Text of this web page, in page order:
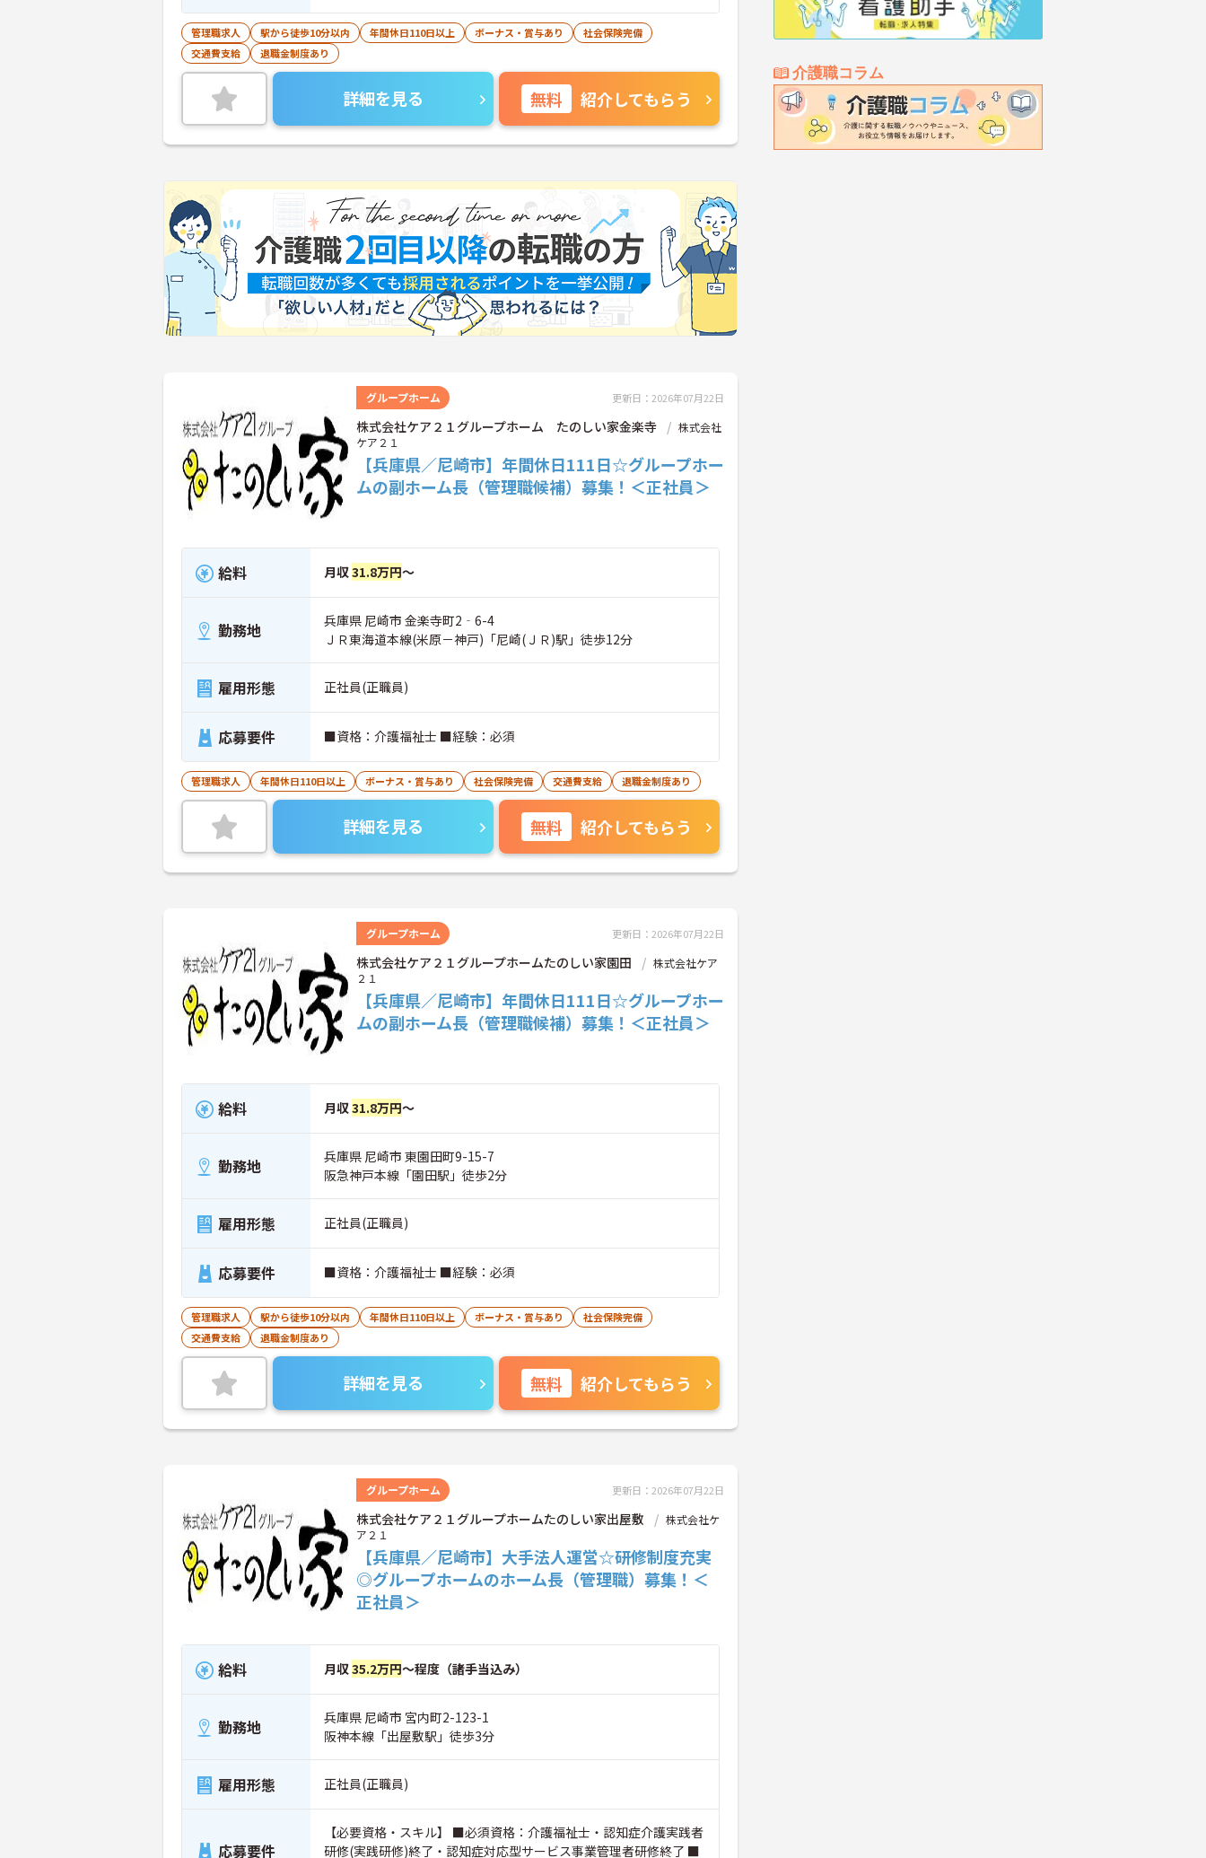
介護職コラム
管理職求人 駅から徒歩10分以内 年間休日110日以上 ボーナス・賞与あり
社会保険完備
交通費支給
退職金制度あり
詳細を見る 無料 紹介してもらう
グループホーム 更新日：2026年07月22日
株式会社ケア２１グループホーム たのしい家金楽寺
株式会社
ケア２１
【兵庫県／尼崎市】年間休日111日☆グループホー
ムの副ホーム長（管理職候補）募集！＜正社員＞
給料 月収31.8万円～
勤務地
兵庫県 尼崎市 金楽寺町2‐6-4
ＪＲ東海道本線(米原－神戸)「尼崎(ＪＲ)駅」徒歩12分
雇用形態 正社員(正職員)
応募要件 ■資格：介護福祉士 ■経験：必須
管理職求人 年間休日110日以上 ボーナス・賞与あり 社会保険完備 交通費支給 退職金制度あり
詳細を見る 無料 紹介してもらう
グループホーム 更新日：2026年07月22日
株式会社ケア２１グループホームたのしい家園田
株式会社ケア
２１
【兵庫県／尼崎市】年間休日111日☆グループホー
ムの副ホーム長（管理職候補）募集！＜正社員＞
給料 月収31.8万円～
勤務地
兵庫県 尼崎市 東園田町9-15-7
阪急神戸本線「園田駅」徒歩2分
雇用形態 正社員(正職員)
応募要件 ■資格：介護福祉士 ■経験：必須
管理職求人 駅から徒歩10分以内 年間休日110日以上 ボーナス・賞与あり
社会保険完備
交通費支給
退職金制度あり
詳細を見る 無料 紹介してもらう
グループホーム 更新日：2026年07月22日
株式会社ケア２１グループホームたのしい家出屋敷
株式会社ケ
ア２１
【兵庫県／尼崎市】大手法人運営☆研修制度充実
◎グループホームのホーム長（管理職）募集！＜
正社員＞
給料 月収35.2万円～程度（諸手当込み）
勤務地
兵庫県 尼崎市 宮内町2-123-1
阪神本線「出屋敷駅」徒歩3分
雇用形態 正社員(正職員)
応募要件
【必要資格・スキル】 ■必須資格：介護福祉士・認知症介護実践者
研修(実践研修)終了・認知症対応型サービス事業管理者研修終了 ■